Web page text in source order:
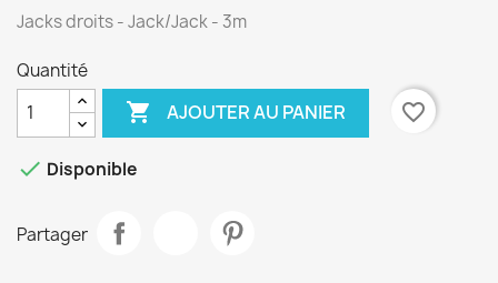
Jacks droits - Jack/Jack - 3m
Quantité
 AJOUTER AU PANIER favorite_border
 Disponible
Partager